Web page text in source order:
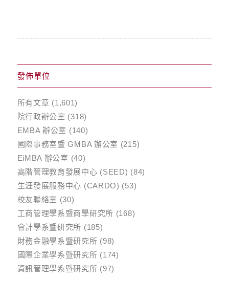
發佈單位
所有文章 (1,601)
院行政辦公室 (318)
EMBA 辦公室 (140)
國際事務室暨 GMBA 辦公室 (215)
EiMBA 辦公室 (40)
高階管理教育發展中心 (SEED) (84)
生涯發展服務中心 (CARDO) (53)
校友聯絡室 (30)
工商管理學系暨商學研究所 (168)
會計學系暨研究所 (185)
財務金融學系暨研究所 (98)
國際企業學系暨研究所 (174)
資訊管理學系暨研究所 (97)